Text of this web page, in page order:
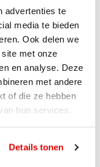
advertenties te
media te bieden
Ook delen we
met onze
en analyse. Deze
met andere
of die ze hebben
hun services.
Details tonen
starten
landelijke uitrol